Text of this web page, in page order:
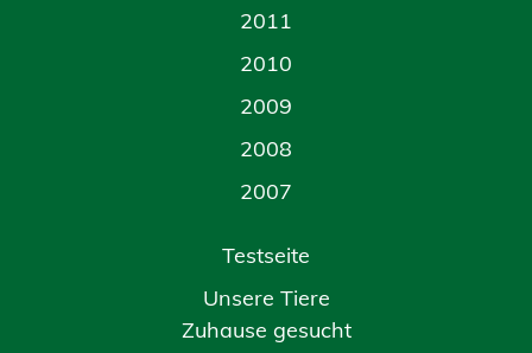
2011
2010
2009
2008
2007
Testseite
Unsere Tiere
Zuhause gesucht